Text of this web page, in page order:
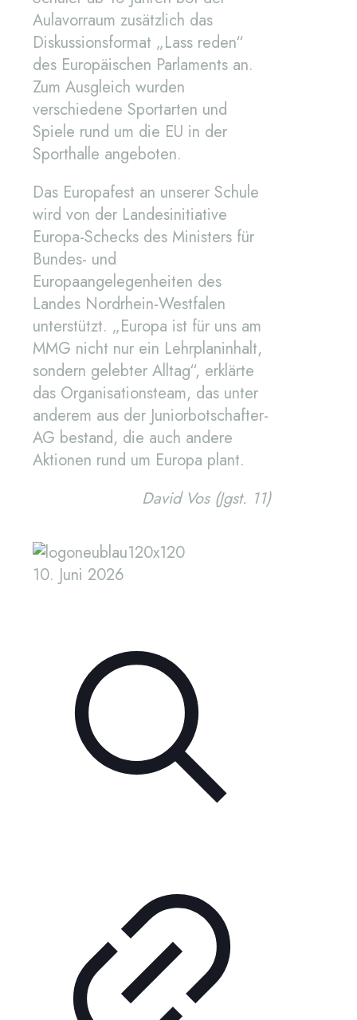
Aulavorraum zusätzlich das
Diskussionsformat „Lass reden“
des Europäischen Parlaments an.
Zum Ausgleich wurden
verschiedene Sportarten und
Spiele rund um die EU in der
Sporthalle angeboten.
Das Europafest an unserer Schule
wird von der Landesinitiative
Europa-Schecks des Ministers für
Bundes- und
Europaangelegenheiten des
Landes Nordrhein-Westfalen
unterstützt. „Europa ist für uns am
MMG nicht nur ein Lehrplaninhalt,
sondern gelebter Alltag“, erklärte
das Organisationsteam, das unter
anderem aus der Juniorbotschafter-
AG bestand, die auch andere
Aktionen rund um Europa plant.
David Vos (Jgst. 11)
10. Juni 2026